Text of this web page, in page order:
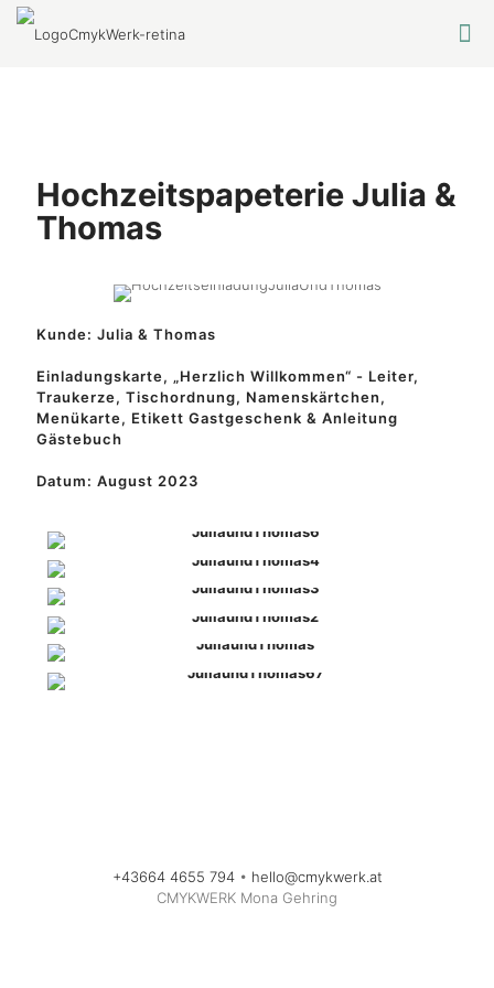
Hochzeitspapeterie Julia &
Thomas
Kunde: Julia & Thomas
Einladungskarte, „Herzlich Willkommen“ - Leiter,
Traukerze, Tischordnung, Namenskärtchen,
Menükarte, Etikett Gastgeschenk & Anleitung
Gästebuch
Datum: August 2023
+43664 4655 794• hello@cmykwerk.at
CMYKWERK Mona Gehring